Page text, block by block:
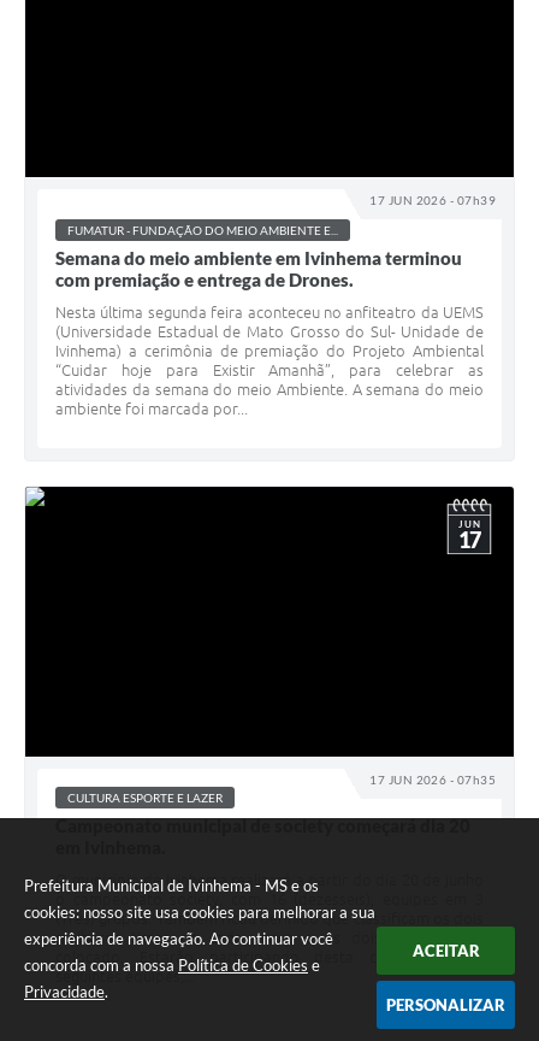
Prefeitura Municipal de Ivinhema - MS e os
cookies: nosso site usa cookies para melhorar a sua
experiência de navegação. Ao continuar você
concorda com a nossa Política de Cookies e
Privacidade.
ACEITAR
PERSONALIZAR
17 JUN 2026 - 07h39
FUMATUR - FUNDAÇÃO DO MEIO AMBIENTE E...
Semana do meio ambiente em Ivinhema terminou
com premiação e entrega de Drones.
Nesta última segunda feira aconteceu no anfiteatro da UEMS
(Universidade Estadual de Mato Grosso do Sul- Unidade de
Ivinhema) a cerimônia de premiação do Projeto Ambiental
“Cuidar hoje para Existir Amanhã”, para celebrar as
atividades da semana do meio Ambiente. A semana do meio
ambiente foi marcada por...
17 JUN 2026 - 07h35
JUN
17
CULTURA ESPORTE E LAZER
Campeonato municipal de society começará dia 20
O município de Ivinhema realizará a partir do dia 20 de junho
o campeonato society, com 16 (dezesseis), equipes em 3
(Três) grupos. Também ficou definido que classificam os dois
melhores times de cada chave e os dois melhores 3º
colocado. Estarão participando desta competição as
seguintes equipes,...